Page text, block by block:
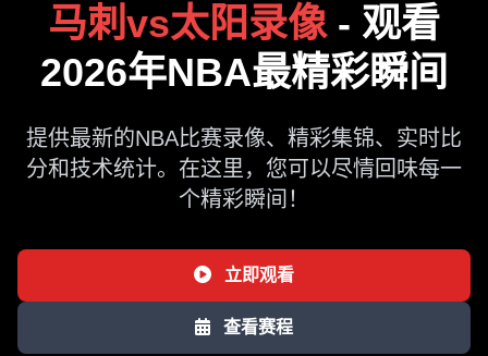
马刺vs太阳录像- 观看
2026年NBA最精彩瞬间
提供最新的NBA比赛录像、精彩集锦、实时比
分和技术统计。在这里，您可以尽情回味每一
个精彩瞬间！
立即观看
查看赛程